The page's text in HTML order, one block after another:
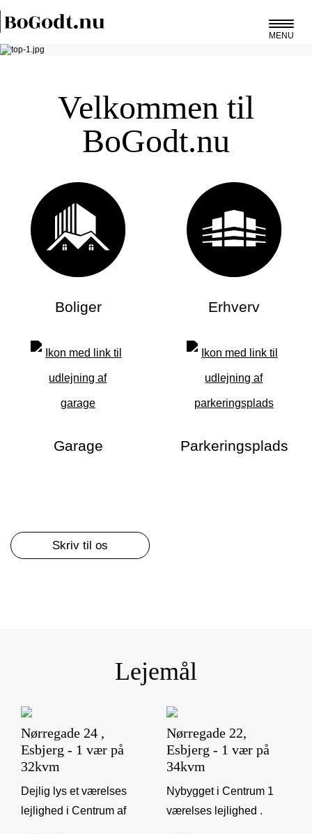
Velkommen til
BoGodt.nu
Boliger Erhverv
Garage Parkeringsplads
Skriv til os
Lejemål
Nørregade 24 ,
Esbjerg - 1 vær på
32kvm
Dejlig lys et værelses
lejlighed i Centrum af
Nørregade 22,
Esbjerg - 1 vær på
34kvm
Nybygget i Centrum 1
værelses lejlighed .
MENU